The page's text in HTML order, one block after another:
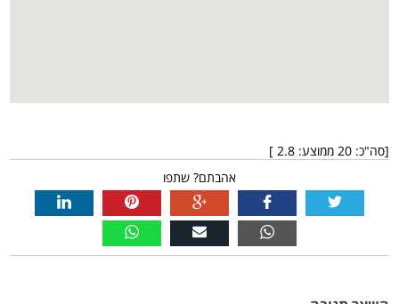
[סה"כ: 20 ממוצע: 2.8
]
אהבתם? שתפו